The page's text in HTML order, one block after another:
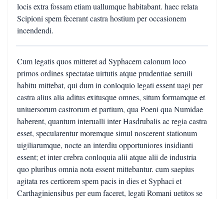
locis extra fossam etiam uallumque habitabant. haec relata
Scipioni spem fecerant castra hostium per occasionem
incendendi.
Cum legatis quos mitteret ad Syphacem calonum loco
primos ordines spectatae uirtutis atque prudentiae seruili
habitu mittebat, qui dum in conloquio legati essent uagi per
castra alius alia aditus exitusque omnes, situm formamque et
uniuersorum castrorum et partium, qua Poeni qua Numidae
haberent, quantum interualli inter Hasdrubalis ac regia castra
esset, specularentur moremque simul noscerent stationum
uigiliarumque, nocte an interdiu opportuniores insidianti
essent; et inter crebra conloquia alii atque alii de industria
quo pluribus omnia nota essent mittebantur. cum saepius
agitata res certiorem spem pacis in dies et Syphaci et
Carthaginiensibus per eum faceret, legati Romani uetitos se